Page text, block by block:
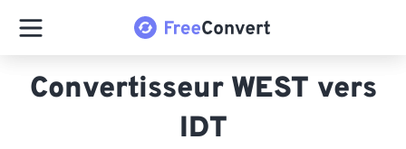
Convertisseur WEST vers
IDT